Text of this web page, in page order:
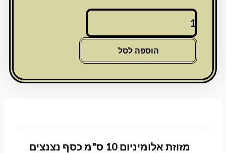
כמות
מזוזת
10
כסף
הוספה לסל
מזוזת אלומיניום 10 ס"מ כסף נצנצים